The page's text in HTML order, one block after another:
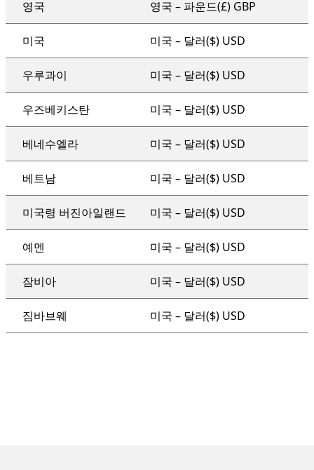
영국 영국 – 파운드(£) GBP
미국 미국 – 달러($) USD
우루과이 미국 – 달러($) USD
우즈베키스탄 미국 – 달러($) USD
베네수엘라 미국 – 달러($) USD
베트남 미국 – 달러($) USD
미국령 버진아일랜드 미국 – 달러($) USD
예멘 미국 – 달러($) USD
잠비아 미국 – 달러($) USD
짐바브웨 미국 – 달러($) USD